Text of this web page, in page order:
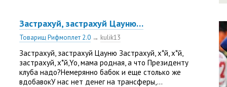
Застрахуй, застрахуй Цауню…
Товарищ Рифмоплет 2.0 → kulik13
Застрахуй, застрахуй Цауню Застрахуй, х*й, х*й,
застрахуй, х*й,Yo, мама родная, а что Президенту
клуба надо?Немерянно бабок и еще столько же
вдобавокУ нас нет денег на трансферы,...